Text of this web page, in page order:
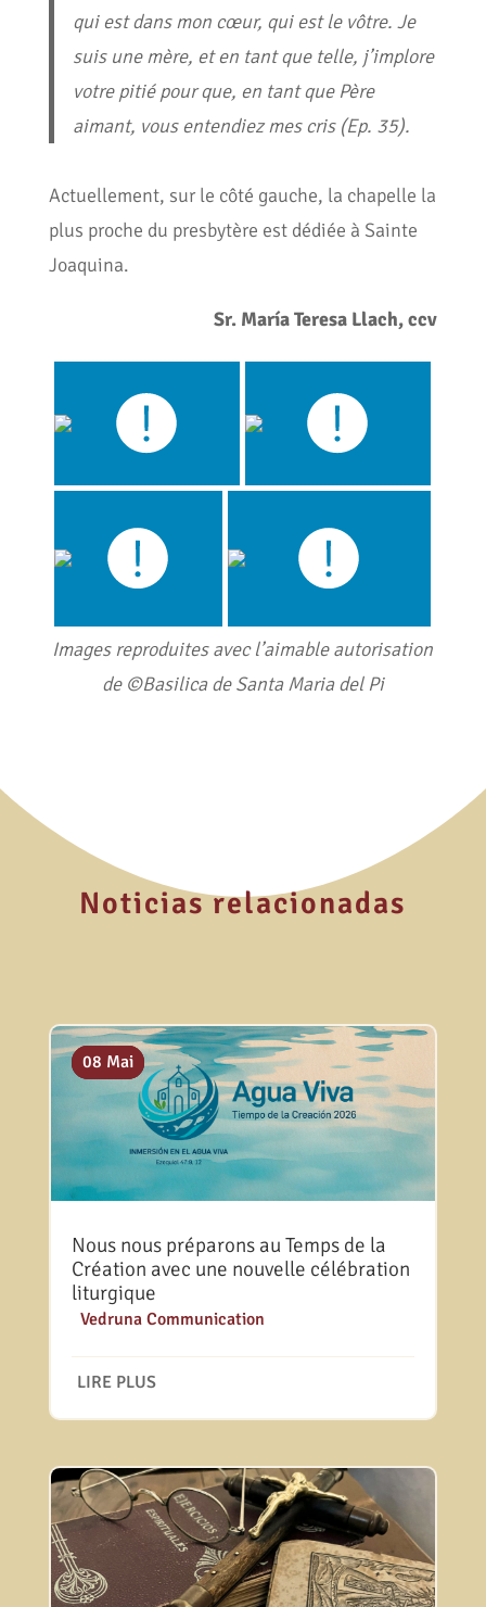
qui est dans mon cœur, qui est le vôtre. Je
suis une mère, et en tant que telle, j’implore
votre pitié pour que, en tant que Père
aimant, vous entendiez mes cris (Ep. 35).
Actuellement, sur le côté gauche, la chapelle la
plus proche du presbytère est dédiée à Sainte
Joaquina.
Sr. María Teresa Llach, ccv
Images reproduites avec l’aimable autorisation
de ©Basilica de Santa Maria del Pi
Noticias relacionadas
Nous nous préparons au Temps de la
Création avec une nouvelle célébration
liturgique
10 Juil
Vedruna Communication
LIRE PLUS
20 Mai
08 Mai